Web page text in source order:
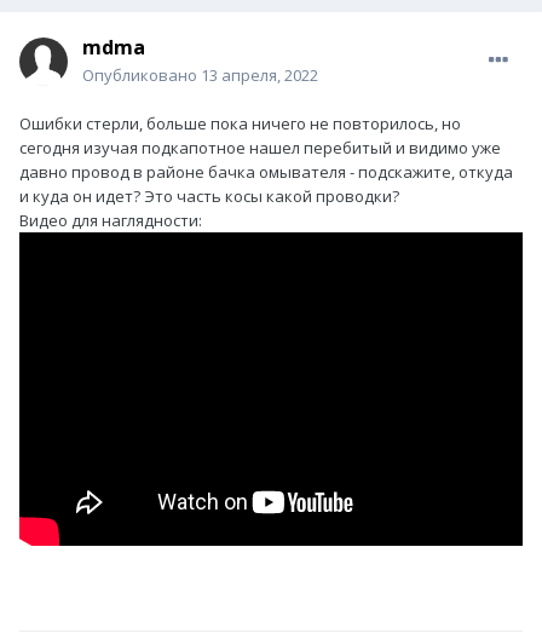
mdma
Опубликовано 13 апреля, 2022
Ошибки стерли, больше пока ничего не повторилось, но
сегодня изучая подкапотное нашел перебитый и видимо уже
давно провод в районе бачка омывателя - подскажите, откуда
и куда он идет? Это часть косы какой проводки?
Видео для наглядности: